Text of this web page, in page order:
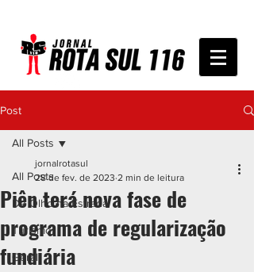
Post
All Posts
De Olho na Estrada
Turismo
Geral
All Posts
Piên terá nova fase de
programa de regularização
fundiária
jornalrotasul
28 de fev. de 2023 2 min de leitura